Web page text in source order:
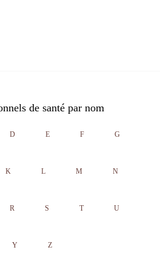
de santé par nom
D E F G
K L M N
R S T U
Y Z